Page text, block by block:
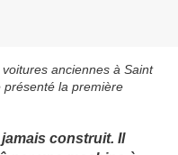
anciennes à Saint
présenté la première
construit. Il